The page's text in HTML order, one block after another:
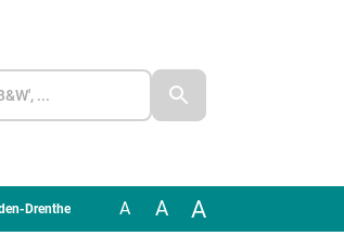
Drenthe A A A